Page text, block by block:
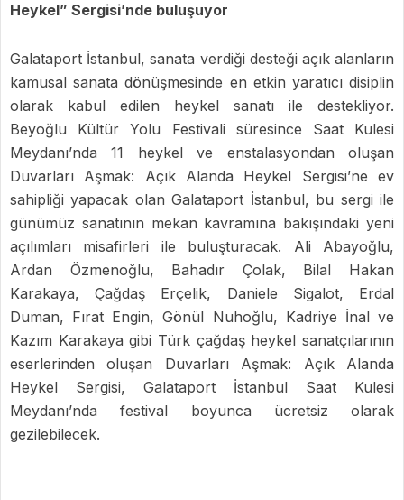
Heykel” Sergisi’nde buluşuyor
Galataport İstanbul, sanata verdiği desteği açık alanların
kamusal sanata dönüşmesinde en etkin yaratıcı disiplin
olarak kabul edilen heykel sanatı ile destekliyor.
Beyoğlu Kültür Yolu Festivali süresince Saat Kulesi
Meydanı’nda 11 heykel ve enstalasyondan oluşan
Duvarları Aşmak: Açık Alanda Heykel Sergisi’ne ev
sahipliği yapacak olan Galataport İstanbul, bu sergi ile
günümüz sanatının mekan kavramına bakışındaki yeni
açılımları misafirleri ile buluşturacak. Ali Abayoğlu,
Ardan Özmenoğlu, Bahadır Çolak, Bilal Hakan
Karakaya, Çağdaş Erçelik, Daniele Sigalot, Erdal
Duman, Fırat Engin, Gönül Nuhoğlu, Kadriye İnal ve
Kazım Karakaya gibi Türk çağdaş heykel sanatçılarının
eserlerinden oluşan Duvarları Aşmak: Açık Alanda
Heykel Sergisi, Galataport İstanbul Saat Kulesi
Meydanı’nda festival boyunca ücretsiz olarak
gezilebilecek.